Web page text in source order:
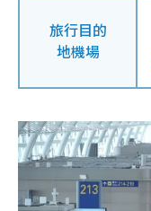
旅行目的
地機場